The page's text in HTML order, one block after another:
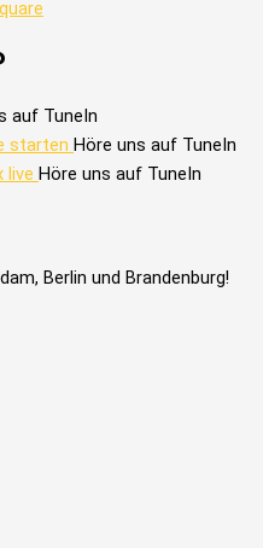
auf TuneIn
Höre uns auf TuneIn
Höre uns auf TuneIn
Berlin und Brandenburg!